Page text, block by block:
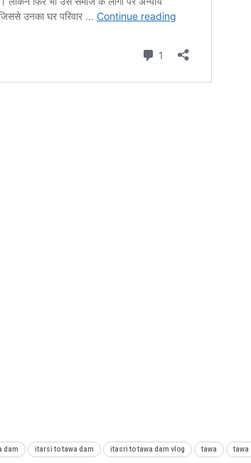
dam itarsi to tawa dam itasri to tawa dam vlog tawa tawa